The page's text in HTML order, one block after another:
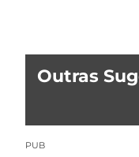
Outras
PUB